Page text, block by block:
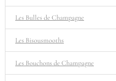
Les Bulles de Champagne
Les Bisousmooths
Les Bouchons de Champagne